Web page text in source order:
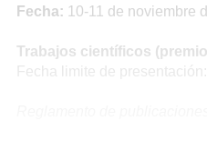
Fecha: 10-11 de noviembre
Trabajos científicos
Fecha limite de